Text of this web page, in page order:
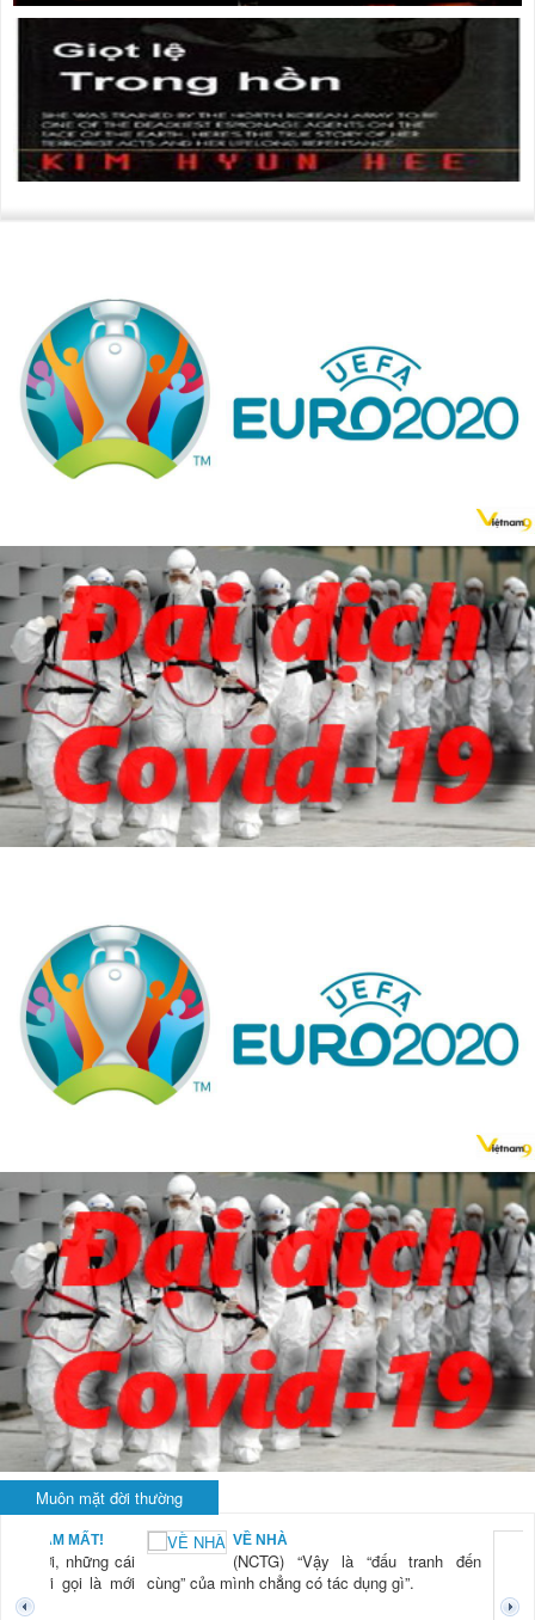
Muôn mặt đời thường
NHÀ
“Vậy là “đấu tranh đến
chẳng có tác dụng gì”.
LÀ... RỬA
tiên tôi